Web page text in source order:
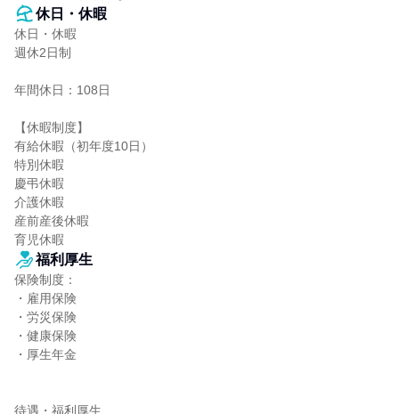
休日・休暇
休日・休暇
週休2日制
年間休日：108日
【休暇制度】
有給休暇（初年度10日）
特別休暇
慶弔休暇
介護休暇
産前産後休暇
育児休暇
福利厚生
保険制度：
・雇用保険
・労災保険
・健康保険
・厚生年金
待遇・福利厚生